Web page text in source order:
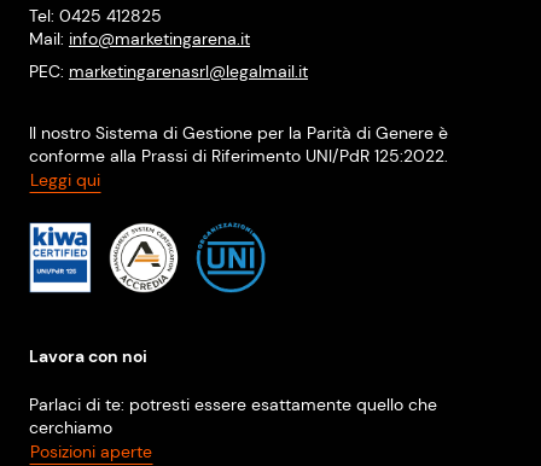
Tel: 0425 412825
Mail: info@marketingarena.it
PEC: marketingarenasrl@legalmail.it
Il nostro Sistema di Gestione per la Parità di Genere è
conforme alla Prassi di Riferimento UNI/PdR 125:2022.
Leggi qui
Lavora con noi
Parlaci di te: potresti essere esattamente quello che
cerchiamo
Posizioni aperte